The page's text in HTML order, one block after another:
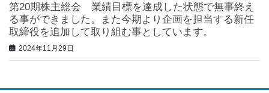
第20期株主総会 業績目標を達成した状態で無事終え
る事ができました。また今期より企画を担当する新任
取締役を追加して取り組む事としています。
2024年11月29日